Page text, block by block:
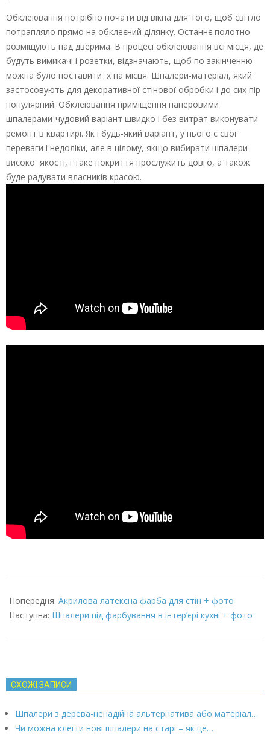
Обклеювання потрібно почати від вікна для того, щоб світло
потрапляло прямо на обклеєний ділянку. Останнє полотно
розміщують над дверима. В процесі обклеювання всі місця, де
будуть вимикачі і розетки, відзначають, щоб по закінченню
можна було поставити їх на місця. Шпалери-матеріал, який
застосовують для декоративної стінової обробки і до сих пір
популярний. Обклеювання приміщення паперовими
шпалерами-чудовий варіант швидко і без витрат виконувати
ремонт в квартирі. Як і будь-який варіант, у нього є свої
переваги і недоліки, але в цілому, якщо вибирати шпалери
високої якості, і таке покриття прослужить довго, а також
буде радувати власників красою.
03-
08
Попередня: Акрилова латексна фарба для стін + фото
Наступна: Шпалери під фарбування в інтер’єрі кухні + фото
СХОЖІ ЗАПИСИ
Шпалери з дерева-ненадійна альтернатива або матеріал…
Чи можна клеїти нові шпалери на старі – як це…